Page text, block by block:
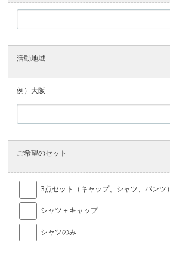
活動地域
例）大阪
ご希望のセット
3点セット（キャップ、シャツ、パンツ）
シャツ＋キャップ
シャツのみ